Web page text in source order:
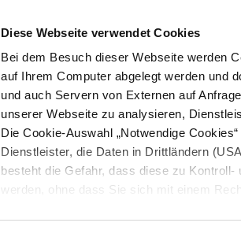
Diese Webseite verwendet Cookies
Bei dem Besuch dieser Webseite werden
auf Ihrem Computer abgelegt werden und
und auch Servern von Externen auf
unserer Webseite zu analysieren,
Die Cookie-Auswahl „Notwendige
Dienstleister, die Daten in Drittländern
besteht die Gefahr, dass diese zu
werden, ohne dass Sie sich mit einem
STARTSEITE